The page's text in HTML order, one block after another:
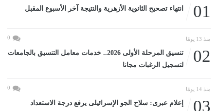
01 انتهاء تصحيح الثانوية الأزهرية والنتيجة آخر الأسبوع المقبل
منذ 13 يومًا 0
02
تنسيق المرحلة الأولى 2026.. خدمات معامل التنسيق بالجامعات
لتسجيل الرغبات مجانا
منذ 14 يومًا 0
03
إعلام عبرى: سلاح الجو الإسرائيلى يرفع درجة الاستعداد